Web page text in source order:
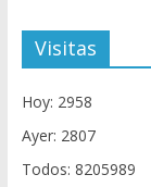
Visitas
Hoy: 2958
Ayer: 2807
Todos: 8205989